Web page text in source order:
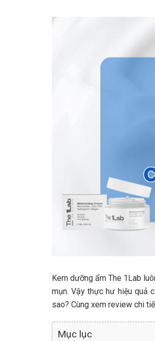
Kem dưỡng ẩm The 1Lab
mụn. Vậy thực hư hiệu quả
sao? Cùng xem review chi
Mục lục